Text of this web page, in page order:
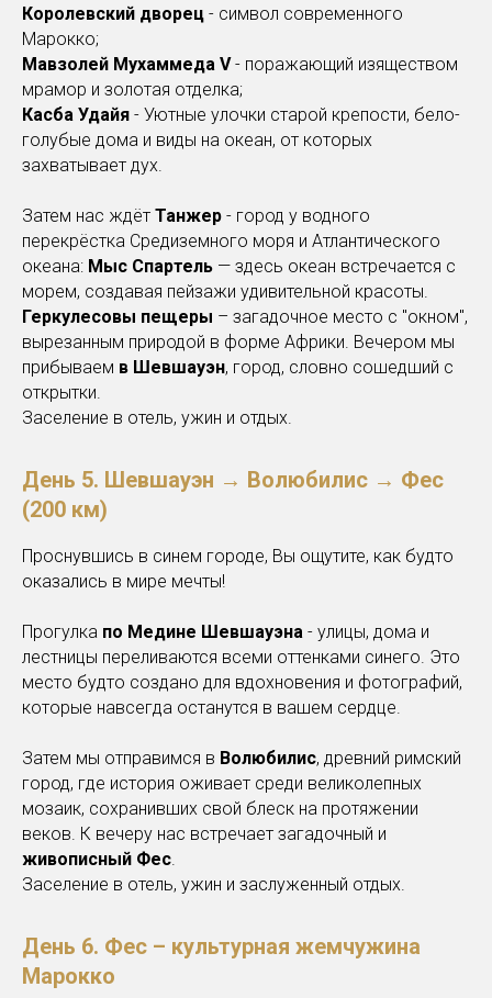
Королевский дворец - символ современного
Марокко;
Мавзолей Мухаммеда V- поражающий изяществом
мрамор и золотая отделка;
Касба Удайя - Уютные улочки старой крепости, бело-
голубые дома и виды на океан, от которых
захватывает дух.
Затем нас ждёт Танжер - город у водного
перекрёстка Средиземного моря и Атлантического
океана: Мыс Спартель — здесь океан встречается с
морем, создавая пейзажи удивительной красоты.
Геркулесовы пещеры – загадочное место с "окном",
вырезанным природой в форме Африки. Вечером мы
прибываем в Шевшауэн, город, словно сошедший с
открытки.
Заселение в отель, ужин и отдых.
День 5. Шевшауэн → Волюбилис → Фес
(200 км)
Проснувшись в синем городе, Вы ощутите, как будто
оказались в мире мечты!
Прогулка по Медине Шевшауэна - улицы, дома и
лестницы переливаются всеми оттенками синего. Это
место будто создано для вдохновения и фотографий,
которые навсегда останутся в вашем сердце.
Затем мы отправимся в Волюбилис, древний римский
город, где история оживает среди великолепных
мозаик, сохранивших свой блеск на протяжении
веков. К вечеру нас встречает загадочный и
живописный Фес.
Заселение в отель, ужин и заслуженный отдых.
День 6. Фес – культурная жемчужина
Марокко